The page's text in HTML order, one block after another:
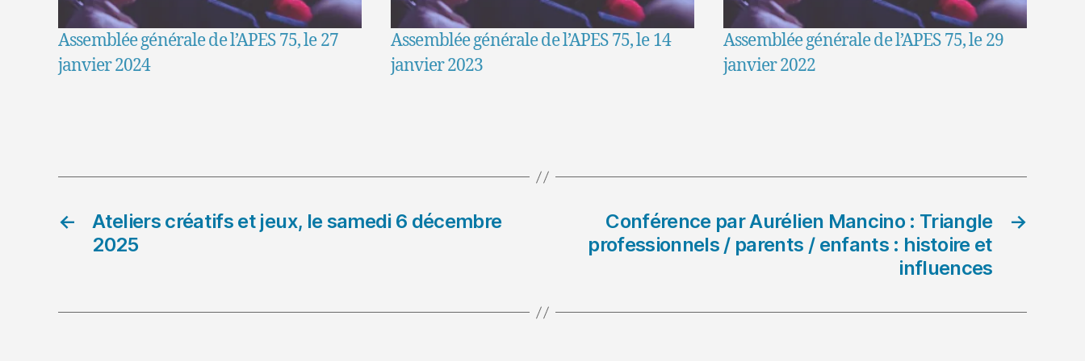
Assemblée générale de l’APES 75, le 27
janvier 2024
Assemblée générale de l’APES 75, le 14
janvier 2023
Assemblée générale de l’APES 75, le 29
janvier 2022
←
Ateliers créatifs et jeux, le samedi 6 décembre
2025
→
Conférence par Aurélien Mancino : Triangle
professionnels / parents / enfants : histoire et
influences